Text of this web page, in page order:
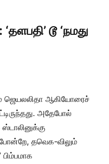
டூ ‘நமது
ஜெயலலிதா ஆகியோரைச்
அதேபோல்
தவெக-விலும்